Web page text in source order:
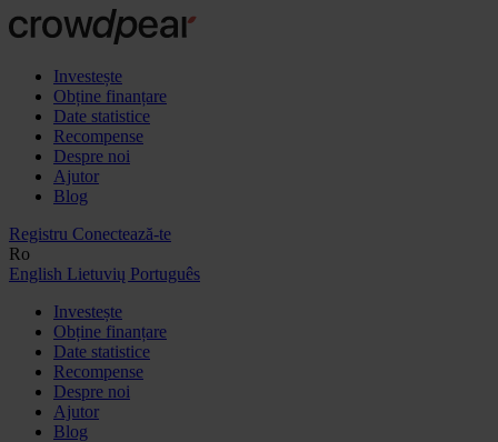
Investește
Obține finanțare
Date statistice
Recompense
Despre noi
Ajutor
Blog
Registru Conectează-te
Ro
English Lietuvių Português
Investește
Obține finanțare
Date statistice
Recompense
Despre noi
Ajutor
Blog